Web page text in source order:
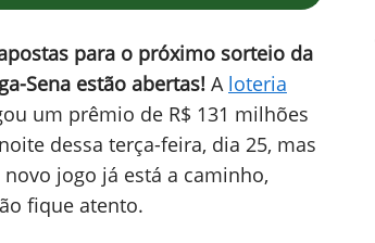
para o próximo sorteio da
Sena estão abertas! A loteria
um prêmio de R$ 131 milhões
dessa terça-feira, dia 25, mas
novo jogo já está a caminho,
fique atento.